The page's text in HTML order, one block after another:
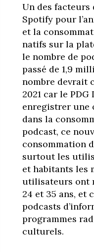
Un des facteurs
Spotify pour
et la
natifs sur la
le nombre de
passé de 1,9
nombre devrait
2021 car le
enregistrer une
dans la
podcast, ce
consommation
surtout les
et habitants les
utilisateurs ont
24 et 35 ans, et
podcasts
programmes
culturels.